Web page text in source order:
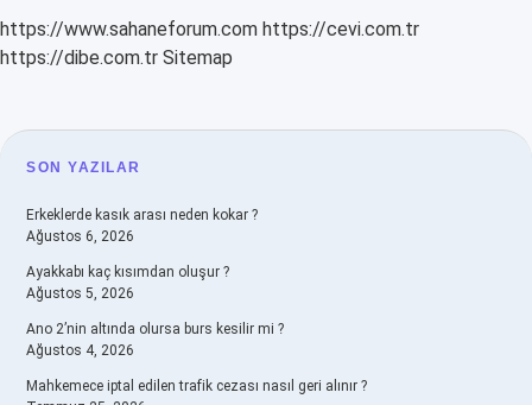
https://www.sahaneforum.com https://cevi.com.tr
https://dibe.com.tr Sitemap
SIDEBAR
SON YAZILAR
Erkeklerde kasık arası neden kokar ?
Ağustos 6, 2026
Ayakkabı kaç kısımdan oluşur ?
Ağustos 5, 2026
Ano 2’nin altında olursa burs kesilir mi ?
Ağustos 4, 2026
Mahkemece iptal edilen trafik cezası nasıl geri alınır ?